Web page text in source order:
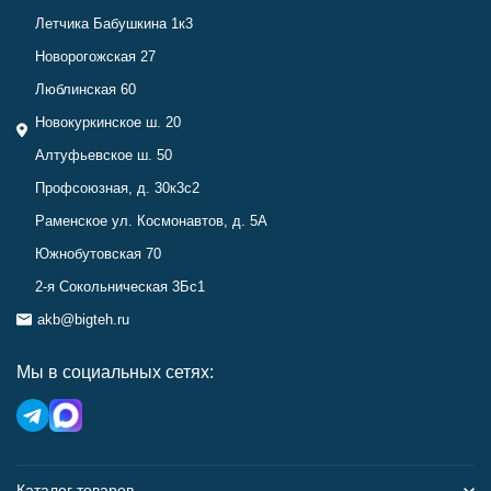
Летчика Бабушкина 1к3
Новорогожская 27
Люблинская 60
Новокуркинское ш. 20
Алтуфьевское ш. 50
Профсоюзная, д. 30к3с2
Раменское ул. Космонавтов, д. 5А
Южнобутовская 70
2-я Сокольническая 3Бс1
akb@bigteh.ru
Мы в социальных сетях: